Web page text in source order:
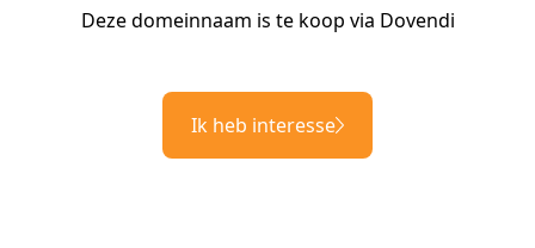
Deze domeinnaam is te koop via Dovendi
Ik heb interesse